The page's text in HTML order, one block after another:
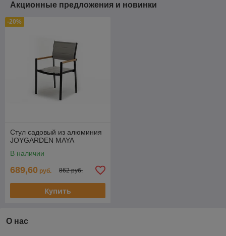
Акционные предложения и новинки
-20%
Стул садовый из алюминия
JOYGARDEN MAYA
В наличии
689,60 руб. 862 руб.
Купить
О нас